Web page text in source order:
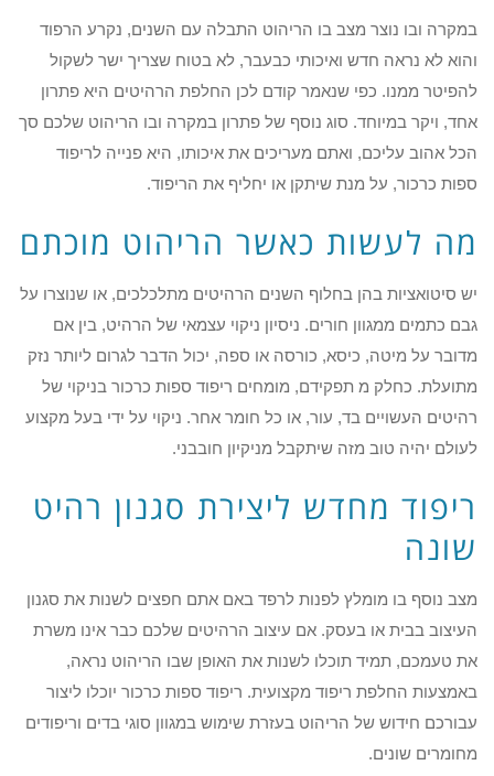
במקרה ובו נוצר מצב בו הריהוט התבלה עם השנים, נקרע הרפוד
והוא לא נראה חדש ואיכותי כבעבר, לא בטוח שצריך ישר לשקול
להפיטר ממנו. כפי שנאמר קודם לכן החלפת הרהיטים היא פתרון
אחד, ויקר במיוחד. סוג נוסף של פתרון במקרה ובו הריהוט שלכם סך
הכל אהוב עליכם, ואתם מעריכים את איכותו, היא פנייה לריפוד
ספות כרכור, על מנת שיתקן או יחליף את הריפוד.
מה לעשות כאשר הריהוט מוכתם
יש סיטואציות בהן בחלוף השנים הרהיטים מתלכלכים, או שנוצרו על
גבם כתמים ממגוון חורים. ניסיון ניקוי עצמאי של הרהיט, בין אם
מדובר על מיטה, כיסא, כורסה או ספה, יכול הדבר לגרום ליותר נזק
מתועלת. כחלק מ תפקידם, מומחים ריפוד ספות כרכור בניקוי של
רהיטים העשויים בד, עור, או כל חומר אחר. ניקוי על ידי בעל מקצוע
לעולם יהיה טוב מזה שיתקבל מניקיון חובבני.
ריפוד מחדש ליצירת סגנון רהיט
שונה
מצב נוסף בו מומלץ לפנות לרפד באם אתם חפצים לשנות את סגנון
העיצוב בבית או בעסק. אם עיצוב הרהיטים שלכם כבר אינו משרת
את טעמכם, תמיד תוכלו לשנות את האופן שבו הריהוט נראה,
באמצעות החלפת ריפוד מקצועית. ריפוד ספות כרכור יוכלו ליצור
עבורכם חידוש של הריהוט בעזרת שימוש במגוון סוגי בדים וריפודים
מחומרים שונים.